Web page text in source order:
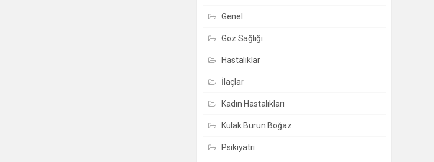
Genel
Göz Sağlığı
Hastalıklar
İlaçlar
Kadın Hastalıkları
Kulak Burun Boğaz
Psikiyatri